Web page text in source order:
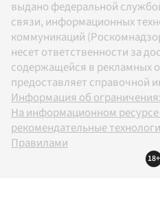
выдано федеральной
связи, информационных
коммуникаций
несет ответственности за
содержащейся в рекламных
предоставляет справочной
Информация об
На информационном
рекомендательные
Правилами
18+